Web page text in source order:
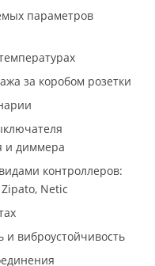
параметров
за коробом розетки
и диммера
контроллеров:
Netic
и виброустойчивость